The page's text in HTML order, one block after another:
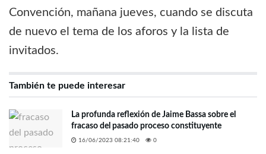
Convención, mañana jueves, cuando se discuta
de nuevo el tema de los aforos y la lista de
invitados.
También te puede interesar
La profunda reflexión de Jaime Bassa sobre el
fracaso del pasado proceso constituyente
16/06/2023 08:21:40 0